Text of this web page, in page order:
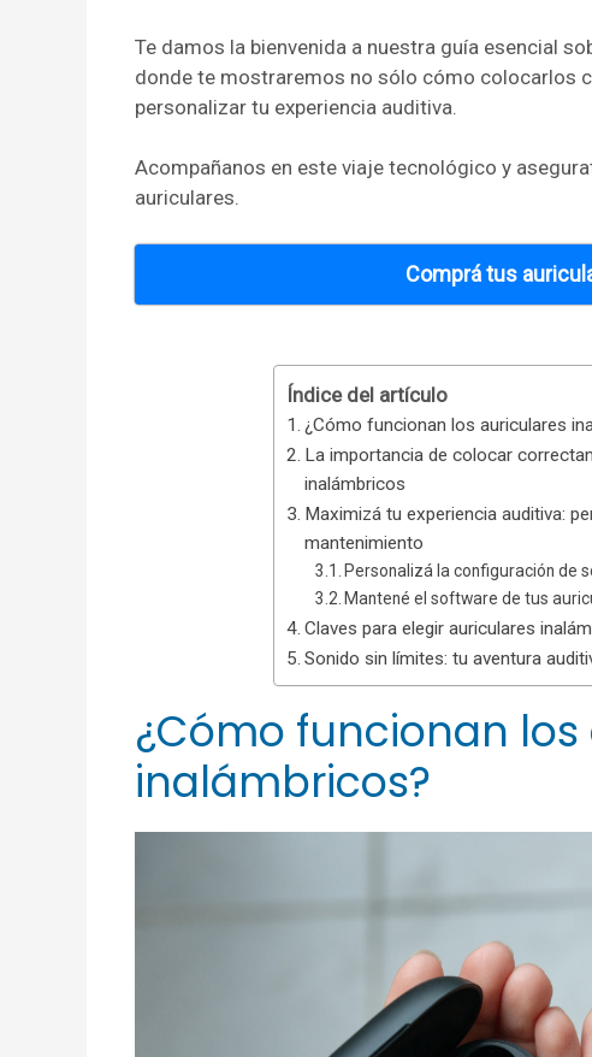
Te damos la bienvenida a nuestra guía esencial
donde te mostraremos no sólo cómo colocarlos
personalizar tu experiencia auditiva.
Acompañanos en este viaje tecnológico y
auriculares.
Comprá tus
Índice del artículo
¿Cómo funcionan los auriculares
La importancia de colocar
inalámbricos
Maximizá tu experiencia auditiva:
mantenimiento
Personalizá la configuración de
Mantené el software de tus
Claves para elegir auriculares
Sonido sin límites: tu aventura
¿Cómo funcionan
inalámbricos?